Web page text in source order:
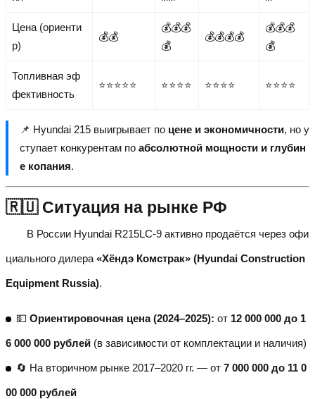
Цена (ориенти
р)
💰💰
💰💰💰
💰
💰💰💰💰
💰💰💰
💰
Топливная эф
фективность
⭐⭐⭐⭐⭐ ⭐⭐⭐⭐ ⭐⭐⭐⭐ ⭐⭐⭐⭐
📌 Hyundai 215 выигрывает по цене и экономичности, но у
ступает конкурентам по абсолютной мощности и глубин
е копания.
🇷🇺 Ситуация на рынке РФ
В России Hyundai R215LC-9 активно продаётся через офи
циального дилера «Хёндэ Комстрак» (Hyundai Construction
Equipment Russia).
💵 Ориентировочная цена (2024–2025): от 12 000 000 до 1
6 000 000 рублей (в зависимости от комплектации и наличия)
🔄 На вторичном рынке 2017–2020 гг. — от 7 000 000 до 11 0
00 000 рублей